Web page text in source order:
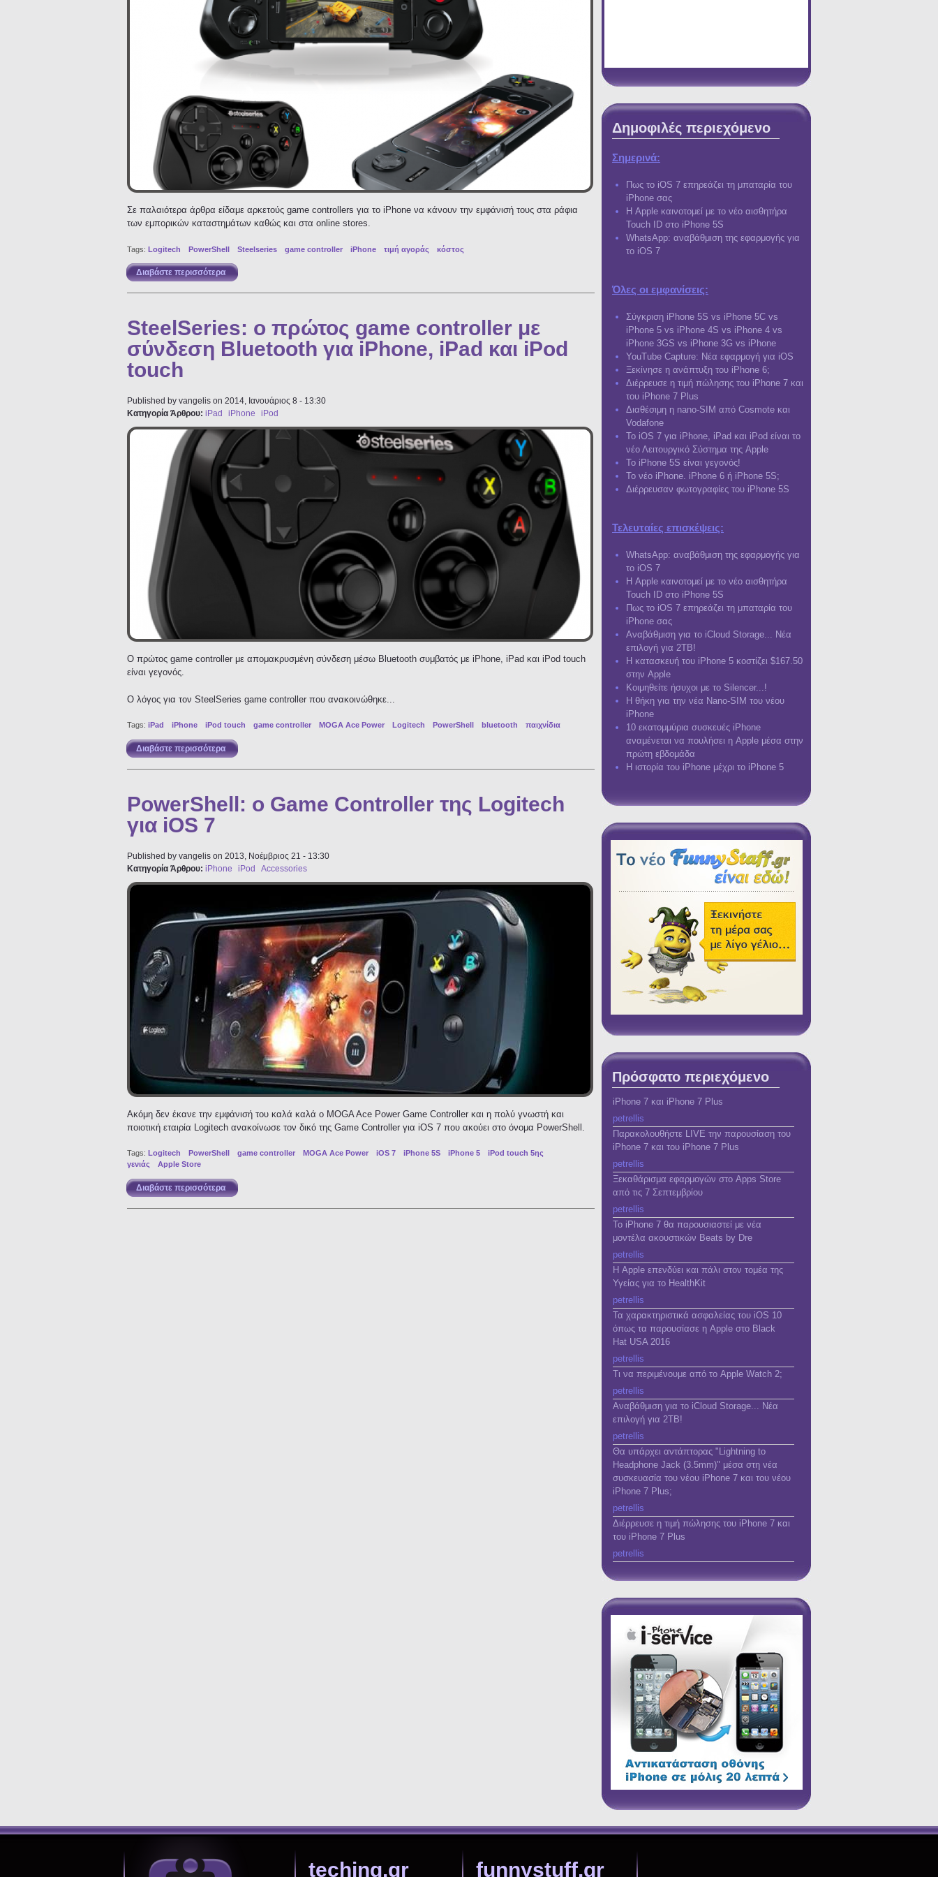
Σε παλαιότερα άρθρα είδαμε αρκετούς game controllers για το iPhone να κάνουν την εμφάνισή τους στα ράφια
των εμπορικών καταστημάτων καθώς και στα online stores.
Tags: Logitech PowerShell Steelseries game controller iPhone τιμή αγοράς κόστος
Διαβάστε περισσότερα για Πόλεμος τιμών: η Logitech μειώνει το κόστος του game controller σε απάντηση στην αντίστοιχη μείωση του Steelseries
SteelSeries: ο πρώτος game controller με
σύνδεση Bluetooth για iPhone, iPad και iPod
touch
Published by vangelis on 2014, Ιανουάριος 8 - 13:30
Κατηγορία Άρθρου: iPad iPhone iPod
Ο πρώτος game controller με απομακρυσμένη σύνδεση μέσω Bluetooth συμβατός με iPhone, iPad και iPod touch
είναι γεγονός.
Ο λόγος για τον SteelSeries game controller που ανακοινώθηκε...
Tags: iPad iPhone iPod touch game controller MOGA Ace Power Logitech PowerShell bluetooth παιχνίδια
Διαβάστε περισσότερα για SteelSeries: ο πρώτος game controller με σύνδεση Bluetooth για iPhone, iPad και iPod touch
PowerShell: ο Game Controller της Logitech
για iOS 7
Published by vangelis on 2013, Νοέμβριος 21 - 13:30
Κατηγορία Άρθρου: iPhone iPod Accessories
Ακόμη δεν έκανε την εμφάνισή του καλά καλά ο MOGA Ace Power Game Controller και η πολύ γνωστή και
ποιοτική εταιρία Logitech ανακοίνωσε τον δικό της Game Controller για iOS 7 που ακούει στο όνομα PowerShell.
Tags: Logitech PowerShell game controller MOGA Ace Power iOS 7 iPhone 5S iPhone 5
iPod touch 5ης
γενιάς
Apple Store
Διαβάστε περισσότερα για PowerShell: ο Game Controller της Logitech για iOS 7
Δημοφιλές περιεχόμενο
Σημερινά:
Πως το iOS 7 επηρεάζει τη μπαταρία του
iPhone σας
Η Apple καινοτομεί με το νέο αισθητήρα
Touch ID στο iPhone 5S
WhatsApp: αναβάθμιση της εφαρμογής για
το iOS 7
Όλες οι εμφανίσεις:
Σύγκριση iPhone 5S vs iPhone 5C vs
iPhone 5 vs iPhone 4S vs iPhone 4 vs
iPhone 3GS vs iPhone 3G vs iPhone
YouTube Capture: Νέα εφαρμογή για iOS
Ξεκίνησε η ανάπτυξη του iPhone 6;
Διέρρευσε η τιμή πώλησης του iPhone 7 και
του iPhone 7 Plus
Διαθέσιμη η nano-SIM από Cosmote και
Vodafone
Το iOS 7 για iPhone, iPad και iPod είναι το
νέο Λειτουργικό Σύστημα της Apple
Το iPhone 5S είναι γεγονός!
Το νέο iPhone. iPhone 6 ή iPhone 5S;
Διέρρευσαν φωτογραφίες του iPhone 5S
Τελευταίες επισκέψεις:
WhatsApp: αναβάθμιση της εφαρμογής για
το iOS 7
Η Apple καινοτομεί με το νέο αισθητήρα
Touch ID στο iPhone 5S
Πως το iOS 7 επηρεάζει τη μπαταρία του
iPhone σας
Αναβάθμιση για το iCloud Storage... Νέα
επιλογή για 2TB!
Η κατασκευή του iPhone 5 κοστίζει $167.50
στην Apple
Κοιμηθείτε ήσυχοι με το Silencer...!
Η θήκη για την νέα Nano-SIM του νέου
iPhone
10 εκατομμύρια συσκευές iPhone
αναμένεται να πουλήσει η Apple μέσα στην
πρώτη εβδομάδα
Η ιστορία του iPhone μέχρι το iPhone 5
Πρόσφατο περιεχόμενο
iPhone 7 και iPhone 7 Plus
petrellis
Παρακολουθήστε LIVE την παρουσίαση του
iPhone 7 και του iPhone 7 Plus
petrellis
Ξεκαθάρισμα εφαρμογών στο Apps Store
από τις 7 Σεπτεμβρίου
petrellis
Το iPhone 7 θα παρουσιαστεί με νέα
μοντέλα ακουστικών Beats by Dre
petrellis
Η Apple επενδύει και πάλι στον τομέα της
Υγείας για το HealthKit
petrellis
Τα χαρακτηριστικά ασφαλείας του iOS 10
όπως τα παρουσίασε η Apple στο Black
Hat USA 2016
petrellis
Τι να περιμένουμε από το Apple Watch 2;
petrellis
Αναβάθμιση για το iCloud Storage... Νέα
επιλογή για 2TB!
petrellis
Θα υπάρχει αντάπτορας "Lightning to
Headphone Jack (3.5mm)" μέσα στη νέα
συσκευασία του νέου iPhone 7 και του νέου
iPhone 7 Plus;
petrellis
Διέρρευσε η τιμή πώλησης του iPhone 7 και
του iPhone 7 Plus
petrellis
teching.gr funnystuff.gr